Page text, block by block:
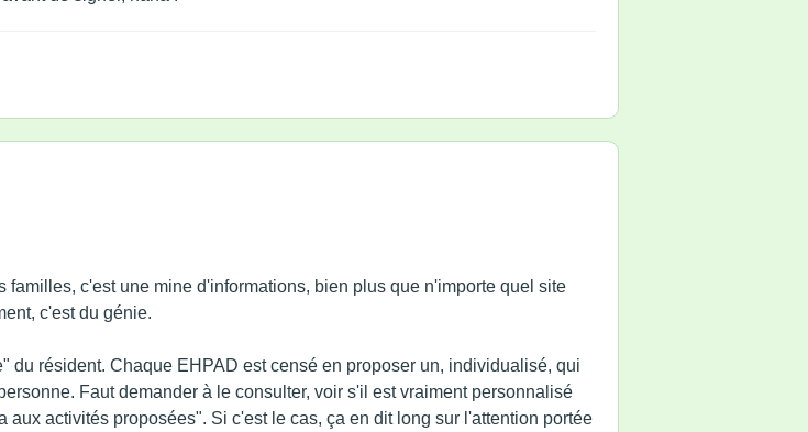
c'est une mine d'informations, bien plus que n'importe quel site
c'est du génie.
du résident. Chaque EHPAD est censé en proposer un, individualisé, qui
Faut demander à le consulter, voir s'il est vraiment personnalisé
activités proposées". Si c'est le cas, ça en dit long sur l'attention portée